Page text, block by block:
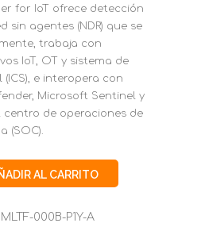
for IoT ofrece detección
sin agentes (NDR) que se
trabaja con
IoT, OT y sistema de
e interopera con
Microsoft Sentinel y
centro de operaciones de
(SOC).
AL CARRITO
000B-P1Y-A